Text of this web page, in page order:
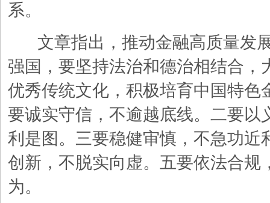
系。
文章指出，推动金融高质量发
强国，要坚持法治和德治相结合，
优秀传统文化，积极培育中国特色
要诚实守信，不逾越底线。二要以
利是图。三要稳健审慎，不急功近
创新，不脱实向虚。五要依法合规
为。